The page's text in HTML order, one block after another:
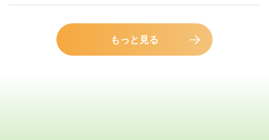
もっと見る